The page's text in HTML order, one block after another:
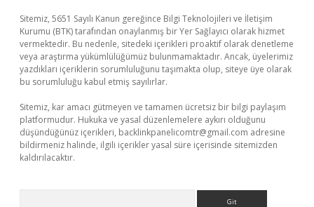
Sitemiz, 5651 Sayılı Kanun gereğince Bilgi Teknolojileri ve İletişim
Kurumu (BTK) tarafından onaylanmış bir Yer Sağlayıcı olarak hizmet
vermektedir. Bu nedenle, sitedeki içerikleri proaktif olarak denetleme
veya araştırma yükümlülüğümüz bulunmamaktadır. Ancak, üyelerimiz
yazdıkları içeriklerin sorumluluğunu taşımakta olup, siteye üye olarak
bu sorumluluğu kabul etmiş sayılırlar.
Sitemiz, kar amacı gütmeyen ve tamamen ücretsiz bir bilgi paylaşım
platformudur. Hukuka ve yasal düzenlemelere aykırı olduğunu
düşündüğünüz içerikleri, backlinkpanelicomtr@gmail.com adresine
bildirmeniz halinde, ilgili içerikler yasal süre içerisinde sitemizden
kaldırılacaktır.